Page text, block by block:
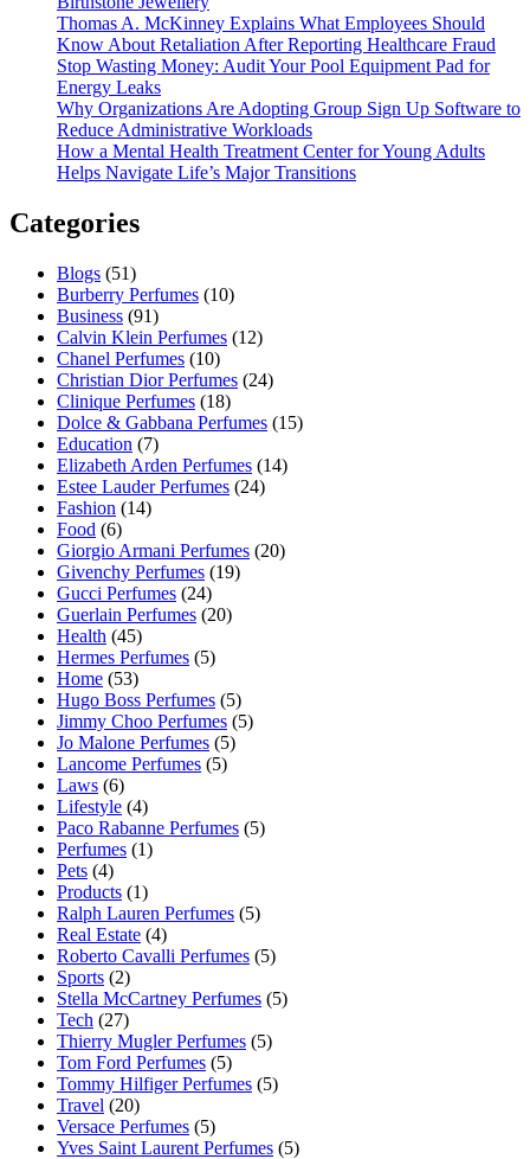
Thomas A. McKinney Explains What Employees Should
Know About Retaliation After Reporting Healthcare Fraud
Stop Wasting Money: Audit Your Pool Equipment Pad for
Energy Leaks
Why Organizations Are Adopting Group Sign Up Software to
Reduce Administrative Workloads
How a Mental Health Treatment Center for Young Adults
Helps Navigate Life’s Major Transitions
Categories
Blogs (51)
Burberry Perfumes (10)
Business (91)
Calvin Klein Perfumes (12)
Chanel Perfumes (10)
Christian Dior Perfumes (24)
Clinique Perfumes (18)
Dolce & Gabbana Perfumes (15)
Education (7)
Elizabeth Arden Perfumes (14)
Estee Lauder Perfumes (24)
Fashion (14)
Food (6)
Giorgio Armani Perfumes (20)
Givenchy Perfumes (19)
Gucci Perfumes (24)
Guerlain Perfumes (20)
Health (45)
Hermes Perfumes (5)
Home (53)
Hugo Boss Perfumes (5)
Jimmy Choo Perfumes (5)
Jo Malone Perfumes (5)
Lancome Perfumes (5)
Laws (6)
Lifestyle (4)
Paco Rabanne Perfumes (5)
Perfumes (1)
Pets (4)
Products (1)
Ralph Lauren Perfumes (5)
Real Estate (4)
Roberto Cavalli Perfumes (5)
Sports (2)
Stella McCartney Perfumes (5)
Tech (27)
Thierry Mugler Perfumes (5)
Tom Ford Perfumes (5)
Tommy Hilfiger Perfumes (5)
Travel (20)
Versace Perfumes (5)
Yves Saint Laurent Perfumes (5)